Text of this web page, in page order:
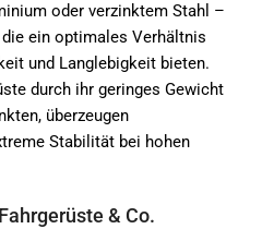
oder verzinktem Stahl –
ein optimales Verhältnis
und Langlebigkeit bieten.
durch ihr geringes Gewicht
überzeugen
Stabilität bei hohen
& Co.